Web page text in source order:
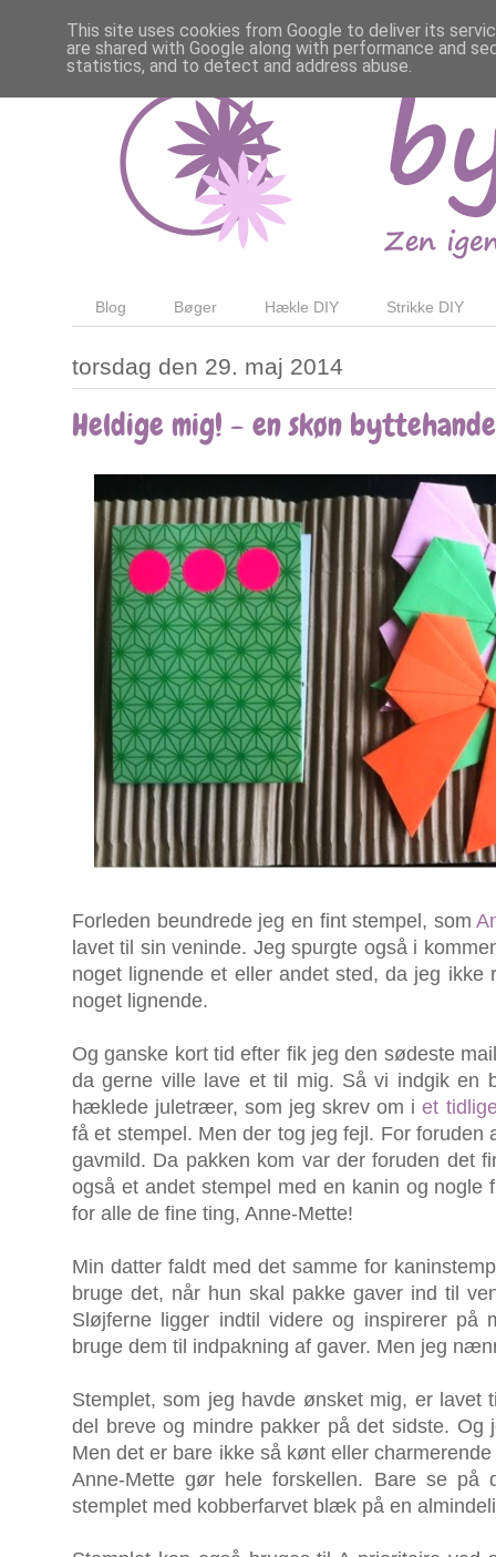
Blog Bøger Hækle DIY Strikke DIY
torsdag den 29. maj 2014
Heldige mig! - en skøn
Forleden beundrede jeg en fint stempel, som
lavet til sin veninde. Jeg spurgte også i
noget lignende et eller andet sted, da jeg ikke
noget lignende.
Og ganske kort tid efter fik jeg den sødeste
da gerne ville lave et til mig. Så vi indgik en
hæklede juletræer, som jeg skrev om iet
få et stempel. Men der tog jeg fejl. For
gavmild. Da pakken kom var der foruden det
også et andet stempel med en kanin og nogle
for alle de fine ting, Anne-Mette!
Min datter faldt med det samme for
bruge det, når hun skal pakke gaver ind til
Sløjferne ligger indtil videre og inspirerer på
bruge dem til indpakning af gaver. Men jeg
Stemplet, som jeg havde ønsket mig, er lavet
del breve og mindre pakker på det sidste.
Men det er bare ikke så kønt eller
Anne-Mette gør hele forskellen. Bare se på
stemplet med kobberfarvet blæk på en
This site uses cookies from Google to deliver its
are shared with Google along with performance and
statistics, and to detect and address abuse.